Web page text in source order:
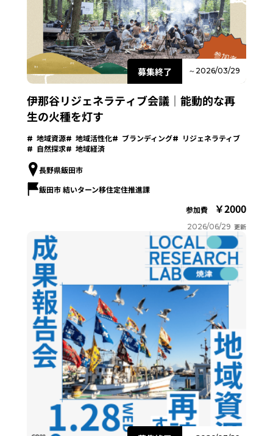
募集終了 ～2026/03/29
伊那谷リジェネラティブ会議｜能動的な再
生の火種を灯す
地域資源 地域活性化 ブランディング
リジェネラティブ
自然探求
地域経済
長野県飯田市
飯田市 結いターン移住定住推進課
参加費
2000
2026/06/29 更新